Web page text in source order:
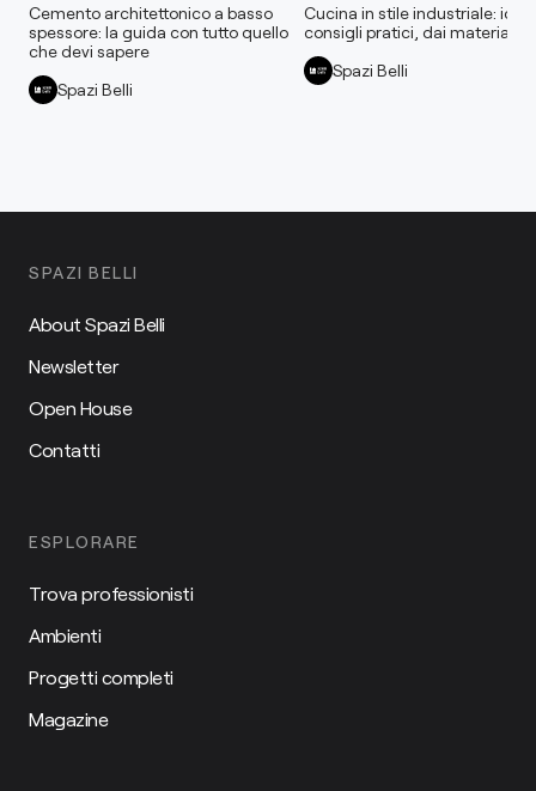
Cemento architettonico a basso
spessore: la guida con tutto quello
che devi sapere
Spazi Belli
Cucina in stile industriale: idee
consigli pratici, dai materiali
Spazi Belli
SPAZI BELLI
About Spazi Belli
Newsletter
Open House
Contatti
ESPLORARE
Trova professionisti
Ambienti
Progetti completi
Magazine